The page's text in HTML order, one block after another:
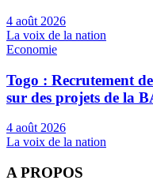
4 août 2026
La voix de la nation
Economie
Togo : Recrutement
sur des projets de la
4 août 2026
La voix de la nation
A PROPOS